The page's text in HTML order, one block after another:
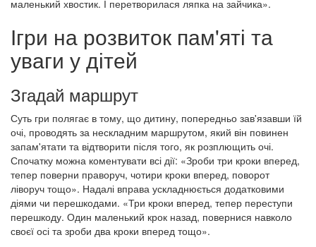
маленький хвостик. І перетворилася ляпка на зайчика».
Ігри на розвиток пам'яті та
уваги у дітей
Згадай маршрут
Суть гри полягає в тому, що дитину, попередньо зав'язавши їй
очі, проводять за нескладним маршрутом, який він повинен
запам'ятати та відтворити після того, як розплющить очі.
Спочатку можна коментувати всі дії: «Зроби три кроки вперед,
тепер поверни праворуч, чотири кроки вперед, поворот
ліворуч тощо». Надалі вправа ускладнюється додатковими
діями чи перешкодами. «Три кроки вперед, тепер переступи
перешкоду. Один маленький крок назад, повернися навколо
своєї осі та зроби два кроки вперед тощо».